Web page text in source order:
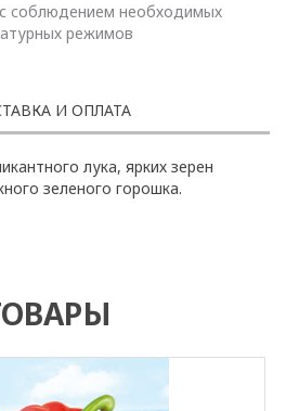
соблюдением необходимых
режимов
И ОПЛАТА
лука, ярких зерен
зеленого горошка.